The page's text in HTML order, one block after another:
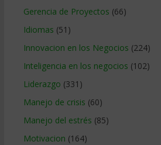
Gerencia de Proyectos (66)
Idiomas (51)
Innovacion en los Negocios (224)
Inteligencia en los negocios (102)
Liderazgo (331)
Manejo de crisis (60)
Manejo del estrés (85)
Motivacion (164)